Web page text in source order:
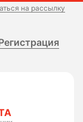
на рассылку